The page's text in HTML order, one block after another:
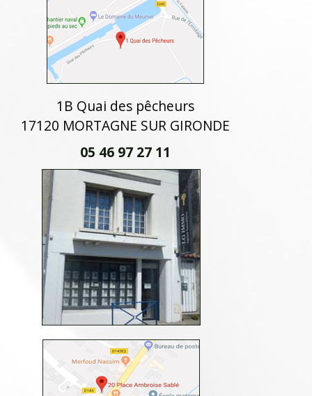
1B Quai des pêcheurs
17120 MORTAGNE SUR GIRONDE
05 46 97 27 11